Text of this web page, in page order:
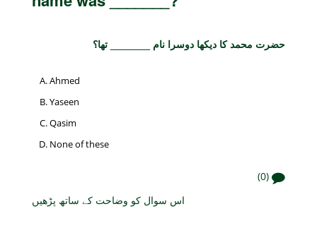
حضرت محمد کا دیکھا دوسرا نام _______ تھا؟
Ahmed
Yaseen
Qasim
None of these
(0)
اس سوال کو وضاحت کے ساتھ پڑھیں